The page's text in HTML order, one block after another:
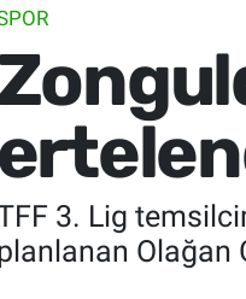
3. Lig
Olağan